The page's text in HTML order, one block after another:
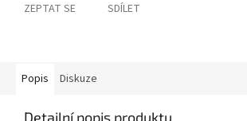
ZEPTAT SE SDÍLET
Popis Diskuze
Detailní popis produktu